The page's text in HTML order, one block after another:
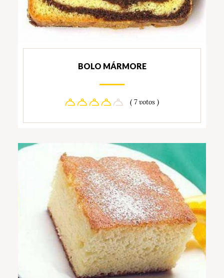
BOLO MÁRMORE
( 7 votos )